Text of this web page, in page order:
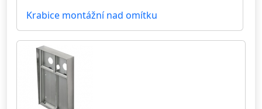
Krabice montážní nad omítku